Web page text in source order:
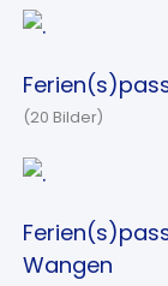
(20 Bilder)
Wangen